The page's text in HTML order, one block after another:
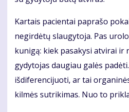
Kartais pacientai paprašo
negirdėtų slaugytoja. Pas
kunigą: kiek pasakysi atvirai ir
gydytojas daugiau galės
išdiferencijuoti, ar tai
kilmės sutrikimas. Nuo to